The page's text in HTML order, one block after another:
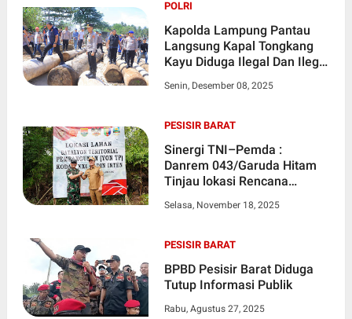
POLRI
Kapolda Lampung Pantau
Langsung Kapal Tongkang
Kayu Diduga Ilegal Dan Ilegal
Senin, Desember 08, 2025
PESISIR BARAT
Sinergi TNI–Pemda :
Danrem 043/Garuda Hitam
Tinjau lokasi Rencana
Pesisir Barat
Selasa, November 18, 2025
PESISIR BARAT
BPBD Pesisir Barat Diduga
Tutup Informasi Publik
Rabu, Agustus 27, 2025